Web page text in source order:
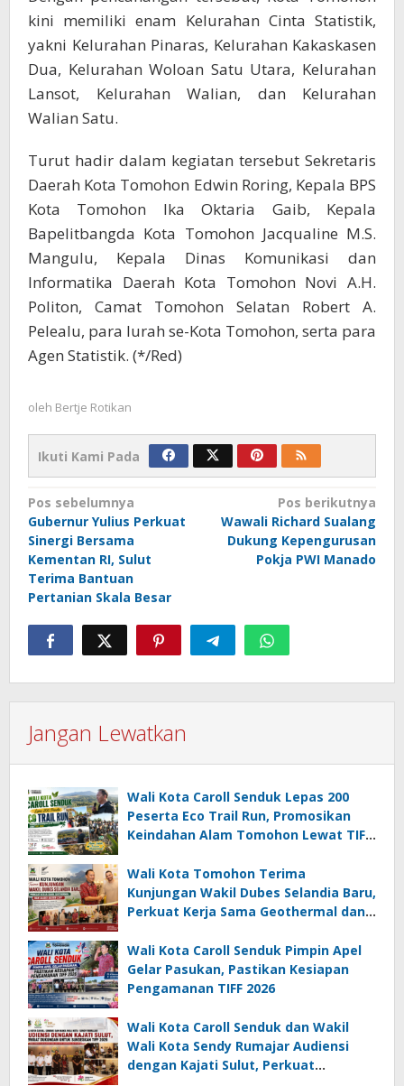
kini memiliki enam Kelurahan Cinta Statistik,
yakni Kelurahan Pinaras, Kelurahan Kakaskasen
Dua, Kelurahan Woloan Satu Utara, Kelurahan
Lansot, Kelurahan Walian, dan Kelurahan
Walian Satu.
Turut hadir dalam kegiatan tersebut Sekretaris
Daerah Kota Tomohon Edwin Roring, Kepala BPS
Kota Tomohon Ika Oktaria Gaib, Kepala
Bapelitbangda Kota Tomohon Jacqualine M.S.
Mangulu, Kepala Dinas Komunikasi dan
Informatika Daerah Kota Tomohon Novi A.H.
Politon, Camat Tomohon Selatan Robert A.
Pelealu, para lurah se-Kota Tomohon, serta para
Agen Statistik. (*/Red)
oleh Bertje Rotikan
Ikuti Kami Pada
Navigasi
pos
Pos sebelumnya
Gubernur Yulius Perkuat
Sinergi Bersama
Kementan RI, Sulut
Terima Bantuan
Pertanian Skala Besar
Pos berikutnya
Wawali Richard Sualang
Dukung Kepengurusan
Pokja PWI Manado
Jangan Lewatkan
Wali Kota Caroll Senduk Lepas 200
Peserta Eco Trail Run, Promosikan
Keindahan Alam Tomohon Lewat TIFF
Wali Kota Tomohon Terima
Kunjungan Wakil Dubes Selandia Baru,
Perkuat Kerja Sama Geothermal dan
Wali Kota Caroll Senduk Pimpin Apel
Gelar Pasukan, Pastikan Kesiapan
Pengamanan TIFF 2026
Wali Kota Caroll Senduk dan Wakil
Wali Kota Sendy Rumajar Audiensi
dengan Kajati Sulut, Perkuat